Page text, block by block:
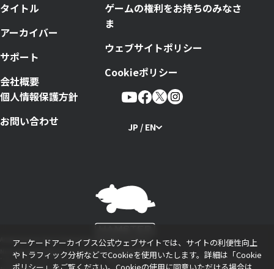
タイトル
アーカイバー
サポート
会社概要
ゲームの権利をお持ちのみなさ
ま
ウェブサイトポリシー
Cookieポリシー
個人情報保護方針
お問い合わせ
JP / EN
Arcade Archives Series Produced by HAMSTER Corporation
Nintendo Switchのロゴ・Nintendo Switchは任天堂の商標です。
“プレイステーション ファミリーマーク”、“PlayStation”、“PS5ロゴ”および“PS5”、“PS4ロゴ”およ
アーケードアーカイブス公式ウェブサイトでは、サイトの利便性向上
やトラフィック分析などでCookieを使用いたします。詳細は「Cookie